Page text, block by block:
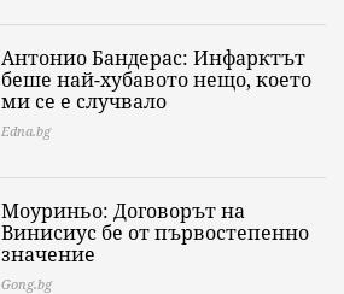
Антонио Бандерас: Инфарктът
беше най-хубавото нещо, което
ми се е случвало
Edna.bg
Моуриньо: Договорът на
Винисиус бе от първостепенно
значение
Gong.bg